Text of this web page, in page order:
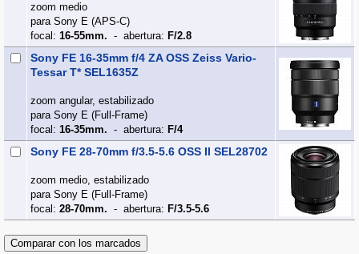
zoom medio
para Sony E (APS‑C)
focal: 16-55mm. - abertura: F/2.8
Sony FE 16-35mm f/4 ZA OSS Zeiss Vario-
Tessar T* SEL1635Z
zoom angular, estabilizado
para Sony E (Full‑Frame)
focal: 16-35mm. - abertura: F/4
Sony FE 28-70mm f/3.5-5.6 OSS II SEL28702
zoom medio, estabilizado
para Sony E (Full‑Frame)
focal: 28-70mm. - abertura: F/3.5-5.6